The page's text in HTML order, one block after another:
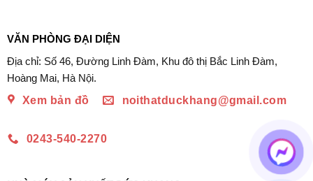
VĂN PHÒNG ĐẠI DIỆN
Địa chỉ: Số 46, Đường Linh Đàm, Khu đô thị Bắc Linh Đàm,
Hoàng Mai, Hà Nội.
Xem bản đồ
noithatduckhang@gmail.com
0243-540-2270